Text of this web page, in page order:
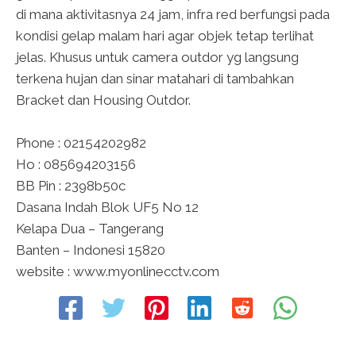
di mana aktivitasnya 24 jam, infra red berfungsi pada
kondisi gelap malam hari agar objek tetap terlihat
jelas. Khusus untuk camera outdor yg langsung
terkena hujan dan sinar matahari di tambahkan
Bracket dan Housing Outdor.
Phone : 02154202982
Ho : 085694203156
BB Pin : 2398b50c
Dasana Indah Blok UF5 No 12
Kelapa Dua – Tangerang
Banten – Indonesi 15820
website : www.myonlinecctv.com